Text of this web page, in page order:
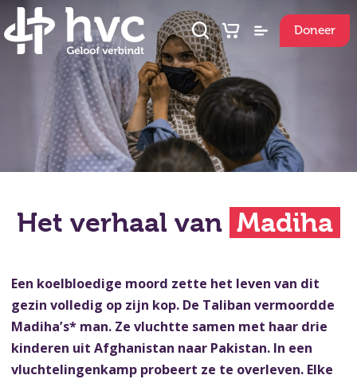
Doneer
Het verhaal van Madiha
Een koelbloedige moord zette het leven van dit
gezin volledig op zijn kop. De Taliban vermoordde
Madiha’s* man. Ze vluchtte samen met haar drie
kinderen uit Afghanistan naar Pakistan. In een
vluchtelingenkamp probeert ze te overleven. Elke